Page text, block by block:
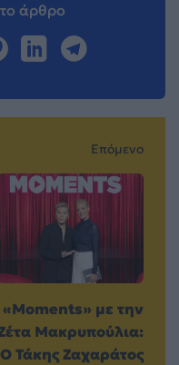
άρθρο
Επόμενο
«Moments» με την
Μακρυπούλια:
Ο Τάκης Ζαχαράτος